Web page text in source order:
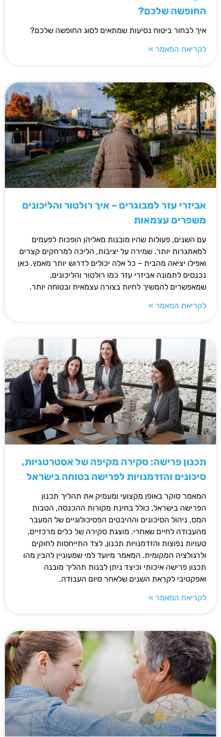
החופשה שלכם?
איך לבחור ביטוח נסיעות שמתאים לסוג החופשה שלכם?
לקריאת המאמר »
אביזרי עזר למבוגרים – איך רולטור והליכונים
משפרים עצמאות
עם השנים, פעולות שהיו מובנות מאליהן הופכות לפעמים
למאתגרות יותר. שמירה על יציבות, הליכה למרחקים קצרים
ואפילו יציאה מהבית – כל אלה יכולים לדרוש יותר מאמץ. כאן
נכנסים לתמונה אביזרי עזר כמו רולטור והליכונים,
שמאפשרים להמשיך לחיות בצורה עצמאית ובטוחה יותר.
לקריאת המאמר »
תכנון פרישה: סקירה מקיפה של אסטרטגיות,
סיכונים והזדמנויות לפרישה בטוחה בישראל
המאמר סוקר באופן מקצועי ומעמיק את תהליך תכנון
הפרישה בישראל, כולל בחינת מקורות ההכנסה, הטבות
המס, ניהול הסיכונים וההיבטים הפסיכולוגיים של המעבר
מהעבודה לחיים שאחרי. מוצגת סקירה של כלים מרכזיים,
טעויות נפוצות והזדמנויות תכנון, לצד התייחסות לחוקים
ולרגולציה המקומית. המאמר מיועד למי שמעוניין להבין מהו
תכנון פרישה איכותי וכיצד ניתן לבנות תהליך מובנה
ואפקטיבי לקראת השנים שלאחר סיום העבודה.
לקריאת המאמר »